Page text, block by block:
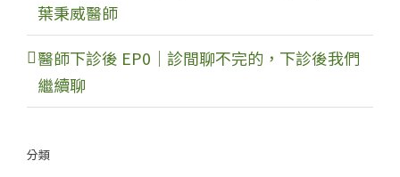
葉秉威醫師
醫師下診後 EP0｜診間聊不完的，下診後我們
繼續聊
分類